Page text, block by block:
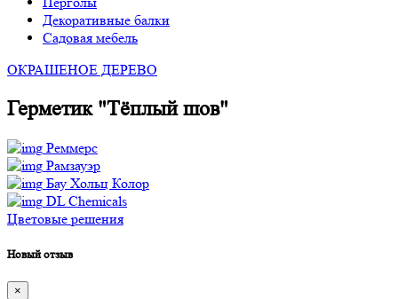
Декоративные балки
Садовая мебель
ОКРАШЕНОЕ ДЕРЕВО
Герметик "Тёплый шов"
Реммерс
Рамзауэр
Бау Хольц Колор
DL Chemicals
Цветовые решения
Новый отзыв
×